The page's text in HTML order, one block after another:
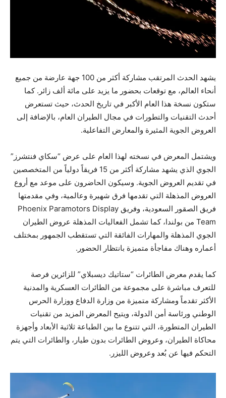
يشهد الحدث المرتقب مشاركة أكثر من 100 جهة عارضة من جميع
أنحاء العالم، مع توقعات بحضور ما يزيد على مائة ألف زائر. كما
ستكون نسخة هذا العام الأكبر في تاريخ الحدث، حيث تستعرض
أحدث التقنيات والتطورات في مجال الطيران العام، بالإضافة إلى
العروض الجوية المثيرة والمعارض التفاعلية.
ويشتمل المعرض في نسخته لهذا العام على عرض “سكاي فنتشرز”
الجوي الذي يشهد مشاركة أكثر من 15 فريقاً دولياً من المتخصصين
في تقديم العروض الجوية. وسيكون الحاضرون على موعد مع أروع
العروض المذهلة التي تقدمها فرق شهيرة وعالمية، وفي مقدمتها
فريق الصقور السعودية، وفريق Phoenix Paramotors Display
Team من بولندا، كما تشمل الفعاليات المذهلة عروض الطيران
الجوي المذهلة والمهارات الفائقة التي تستقطب الجمهور بمختلف
أعماره وهناك مفاجأة متميزة بانتظار الحضور.
كما يقدم معرض الطائرات “ستاتيك ديسبلاي” للزائرين فرصة
للتعرف مباشرة على مجموعة من الطائرات العسكرية والمدنية
الأكثر تقدماً ومشاركة متميزة من وزارة الدفاع ووزارة الحرس
الوطني ورئاسة أمن الدولة، ويتيح المعرض المزيد من تقنيات
الطيران المتطورة، التي تتنوع ما بين الطباعة ثلاثية الأبعاد وأجهزة
محاكاة الطيران، وعروض الطائرات بدون طيار، والطائرات التي يتم
التحكم فيها عن بُعد وعروض الليزر.